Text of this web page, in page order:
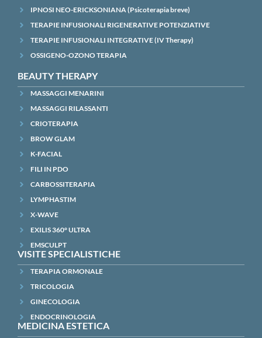
IPNOSI NEO-ERICKSONIANA (Psicoterapia breve)
TERAPIE INFUSIONALI RIGENERATIVE POTENZIATIVE
TERAPIE INFUSIONALI INTEGRATIVE (IV Therapy)
OSSIGENO-OZONO TERAPIA
BEAUTY THERAPY
MASSAGGI MENARINI
MASSAGGI RILASSANTI
CRIOTERAPIA
BROW GLAM
K-FACIAL
FILI IN PDO
CARBOSSITERAPIA
LYMPHASTIM
X-WAVE
EXILIS 360° ULTRA
EMSCULPT
VISITE SPECIALISTICHE
TERAPIA ORMONALE
TRICOLOGIA
GINECOLOGIA
ENDOCRINOLOGIA
MEDICINA ESTETICA